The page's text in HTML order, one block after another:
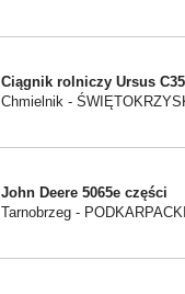
Ciągnik rolniczy Ursus
Chmielnik -
John Deere 5065e części
Tarnobrzeg -